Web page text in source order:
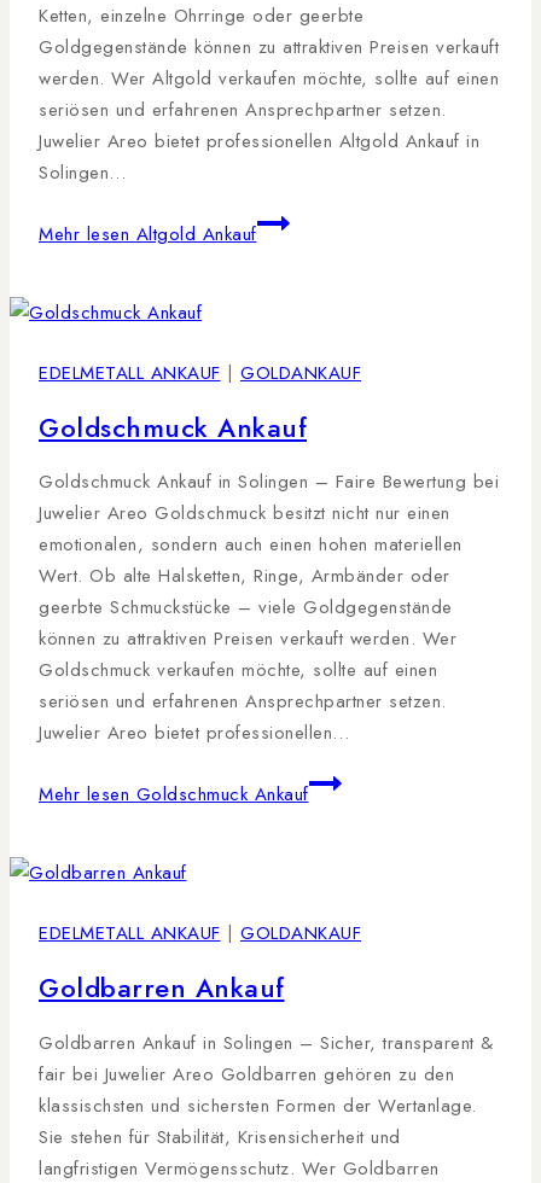
Ketten, einzelne Ohrringe oder geerbte
Goldgegenstände können zu attraktiven Preisen verkauft
werden. Wer Altgold verkaufen möchte, sollte auf einen
seriösen und erfahrenen Ansprechpartner setzen.
Juwelier Areo bietet professionellen Altgold Ankauf in
Solingen…
Mehr lesen Altgold Ankauf
EDELMETALL ANKAUF | GOLDANKAUF
Goldschmuck Ankauf
Goldschmuck Ankauf in Solingen – Faire Bewertung bei
Juwelier Areo Goldschmuck besitzt nicht nur einen
emotionalen, sondern auch einen hohen materiellen
Wert. Ob alte Halsketten, Ringe, Armbänder oder
geerbte Schmuckstücke – viele Goldgegenstände
können zu attraktiven Preisen verkauft werden. Wer
Goldschmuck verkaufen möchte, sollte auf einen
seriösen und erfahrenen Ansprechpartner setzen.
Juwelier Areo bietet professionellen…
Mehr lesen Goldschmuck Ankauf
EDELMETALL ANKAUF | GOLDANKAUF
Goldbarren Ankauf
Goldbarren Ankauf in Solingen – Sicher, transparent &
fair bei Juwelier Areo Goldbarren gehören zu den
klassischsten und sichersten Formen der Wertanlage.
Sie stehen für Stabilität, Krisensicherheit und
langfristigen Vermögensschutz. Wer Goldbarren